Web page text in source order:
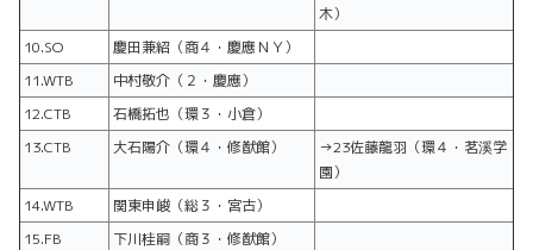
木）
10.SO
慶田兼紹（商４・慶應ＮＹ）
11.WTB
中村敬介（２・慶應）
12.CTB
石橋拓也（環３・小倉）
13.CTB
大石陽介（環４・修猷館）
→23佐藤龍羽（環４・茗溪学
園）
14.WTB
関東申峻（総３・宮古）
15.FB
下川桂嗣（商３・修猷館）